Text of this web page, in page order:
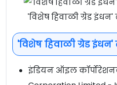
'विशेष हिवाळी ग्रेड
'विशेष हिवाळी ग्रेड
इंडियन ऑइल